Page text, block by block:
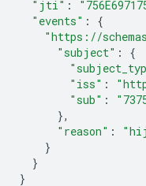
"jti" :
"events" :
{
"https://
"subject" :
{
"iss" :
"sub" :
},
"reason" :
}
}
}